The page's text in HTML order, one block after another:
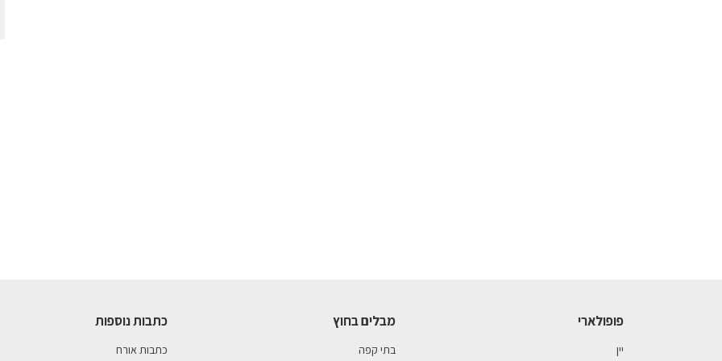
פופולארי
יין
מבלים בחוץ
בתי קפה
כתבות נוספות
כתבות אורח